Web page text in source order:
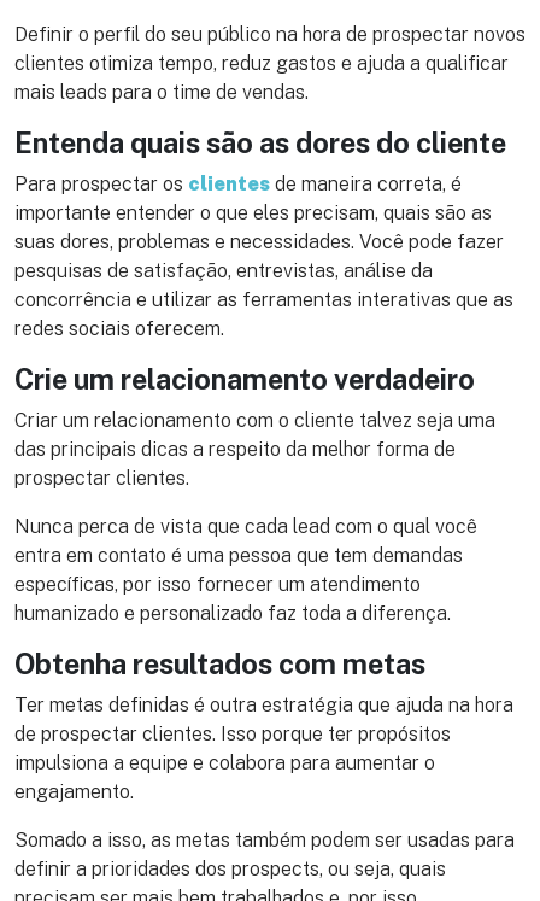
Definir o perfil do seu público na hora de prospectar novos
clientes otimiza tempo, reduz gastos e ajuda a qualificar
mais leads para o time de vendas.
Entenda quais são as dores do cliente
Para prospectar os clientes de maneira correta, é
importante entender o que eles precisam, quais são as
suas dores, problemas e necessidades. Você pode fazer
pesquisas de satisfação, entrevistas, análise da
concorrência e utilizar as ferramentas interativas que as
redes sociais oferecem.
Crie um relacionamento verdadeiro
Criar um relacionamento com o cliente talvez seja uma
das principais dicas a respeito da melhor forma de
prospectar clientes.
Nunca perca de vista que cada lead com o qual você
entra em contato é uma pessoa que tem demandas
específicas, por isso fornecer um atendimento
humanizado e personalizado faz toda a diferença.
Obtenha resultados com metas
Ter metas definidas é outra estratégia que ajuda na hora
de prospectar clientes. Isso porque ter propósitos
impulsiona a equipe e colabora para aumentar o
engajamento.
Somado a isso, as metas também podem ser usadas para
definir a prioridades dos prospects, ou seja, quais